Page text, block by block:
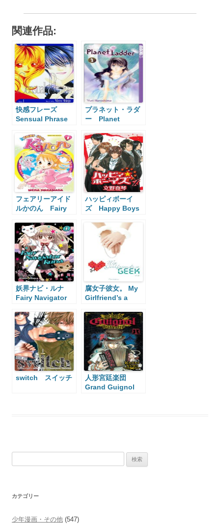
関連作品:
快感フレーズ
Sensual Phrase
プラネット・ラダ
ー Planet
フェアリーアイド
ルかのん Fairy
ハッピィボーイ
ズ Happy Boys
妖界ナビ・ルナ
Fairy Navigator
腐女子彼女。 My
Girlfriend’s a
switch スイッチ
人形宮廷楽団
Grand Guignol
カテゴリー
少年漫画・その他 (547)